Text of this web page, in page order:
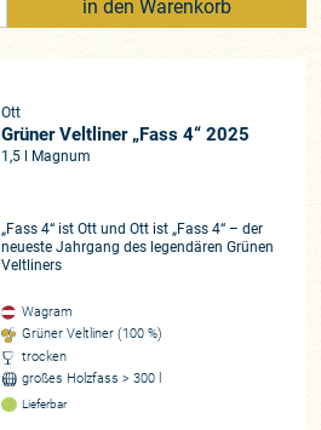
in den Warenkorb
Ott
Grüner Veltliner „Fass 4“ 2025
1,5 l Magnum
„Fass 4“ ist Ott und Ott ist „Fass 4“ – der
neueste Jahrgang des legendären Grünen
Veltliners
Wagram
Grüner Veltliner (100 %)
trocken
großes Holzfass > 300 l
Lieferbar